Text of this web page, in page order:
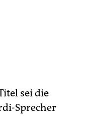
sei die
Sprecher